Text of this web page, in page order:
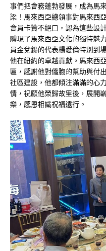
事們把會務蓬勃發展，成為馬
梁！馬來西亞總領事對馬來西
會員卡贊不絕口，認為這些設
體現了馬來西亞文化的獨特魅
員金兌錫的代表楊愛倫特別到
他在紐約的卓越貢獻。馬來西
匾，感謝他對僑胞的幫助與付
社區建設，他都傾注滿滿的心
情，祝願他榮歸故里後，展開
樂，感恩相識祝福遠行。